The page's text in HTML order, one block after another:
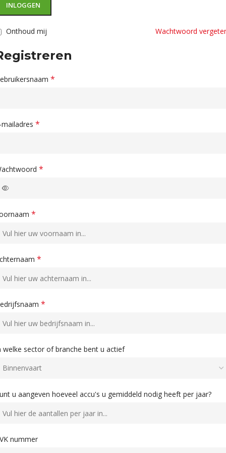
INLOGGEN
Wachtwoord
Onthoud mij
*
mailadres *
*
*
*
*
welke sector of branche bent u actief
u aangeven hoeveel accu's u gemiddeld nodig heeft per jaar?
nummer